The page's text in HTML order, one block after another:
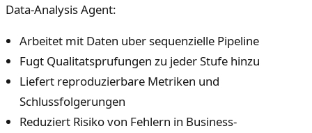
Data-Analysis Agent:
Arbeitet mit Daten uber sequenzielle Pipeline
Fugt Qualitatsprufungen zu jeder Stufe hinzu
Liefert reproduzierbare Metriken und
Schlussfolgerungen
Reduziert Risiko von Fehlern in Business-